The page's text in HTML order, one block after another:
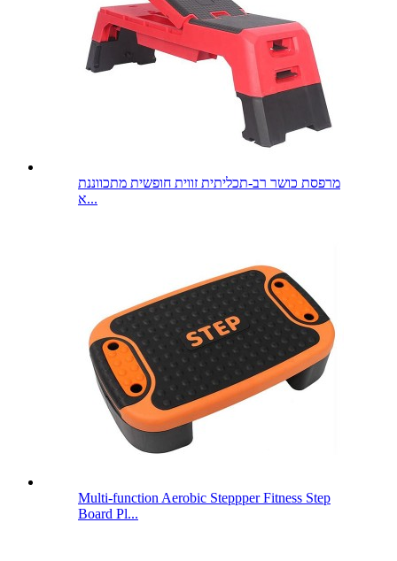
מרפסת כושר רב-תכליתית זווית חופשית מתכווננת
א...
Multi-function Aerobic Steppper Fitness Step
Board Pl...